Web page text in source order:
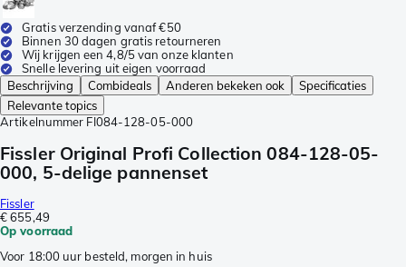
Gratis verzending vanaf €50
Binnen 30 dagen gratis retourneren
Wij krijgen een 4,8/5 van onze klanten
Snelle levering uit eigen voorraad
Beschrijving
Combideals Anderen bekeken ook
Specificaties
Relevante topics
Artikelnummer FI084-128-05-000
Fissler Original Profi Collection 084-128-05-
000, 5-delige pannenset
Fissler
€ 655,49
Op voorraad
Voor 18:00 uur besteld, morgen in huis